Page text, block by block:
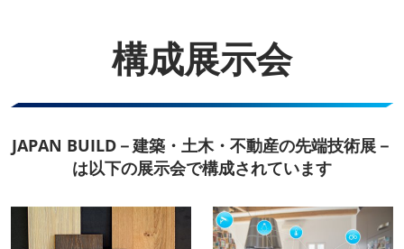
構成展示会
JAPAN BUILD－建築・土木・不動産の先端技術展－
は以下の展示会で構成されています